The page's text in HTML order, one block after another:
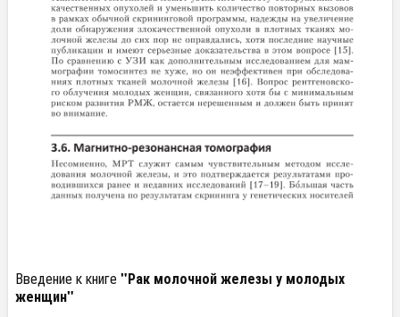
Введение к книге"Рак молочной железы у молодых
женщин"